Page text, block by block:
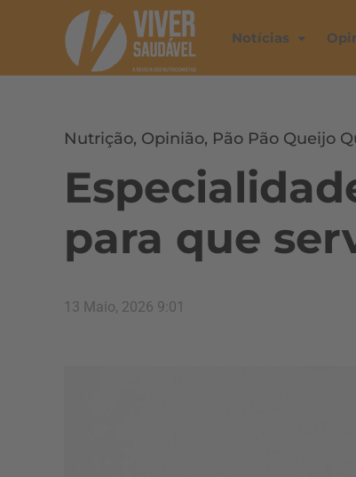
Notícias
Nutrição, Opinião, Pão Pão Queijo
para que
13 Maio, 2026 9:01